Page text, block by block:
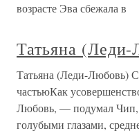
возрасте Эва сбежала в
Татьяна
Татьяна (Леди-Любовь)
частьюКак
Любовь, — подумал Чип,
голубыми глазами,